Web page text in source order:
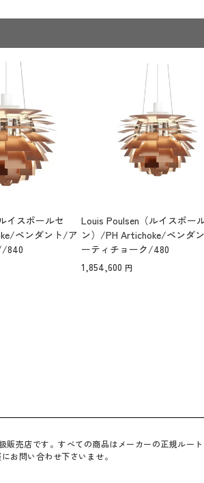
イスポールセ
ペンダント/ア
840
Louis Poulsen（ルイスポー
ン）/PH Artichoke/ペンダ
ーティチョーク/480
1,854,600
販売店です。すべての商品はメーカーの正規ルー
お問い合わせ下さいませ。